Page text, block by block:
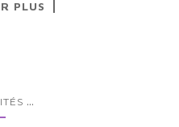
PLUS
...